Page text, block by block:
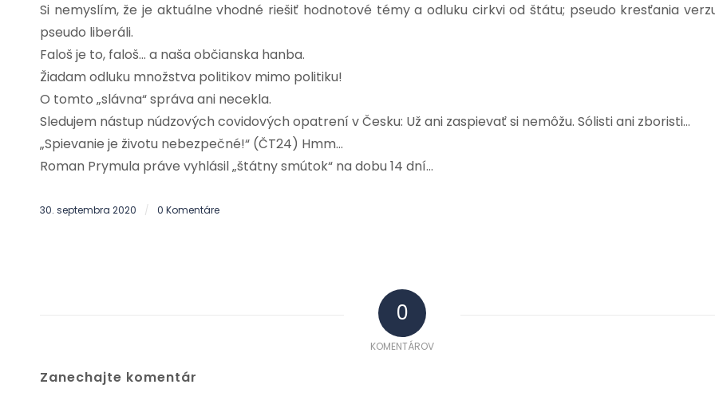
Si nemyslím, že je aktuálne vhodné riešiť hodnotové témy a odluku cirkvi od štátu; pseudo kresťania
pseudo liberáli.
Faloš je to, faloš… a naša občianska hanba.
Žiadam odluku množstva politikov mimo politiku!
O tomto „slávna“ správa ani necekla.
Sledujem nástup núdzových covidových opatrení v Česku: Už ani zaspievať si nemôžu. Sólisti ani zboristi…
„Spievanie je životu nebezpečné!“ (ČT24) Hmm…
Roman Prymula práve vyhlásil „štátny smútok“ na dobu 14 dní…
30. septembra 2020 / 0 Komentáre
0
KOMENTÁROV
Zanechajte komentár